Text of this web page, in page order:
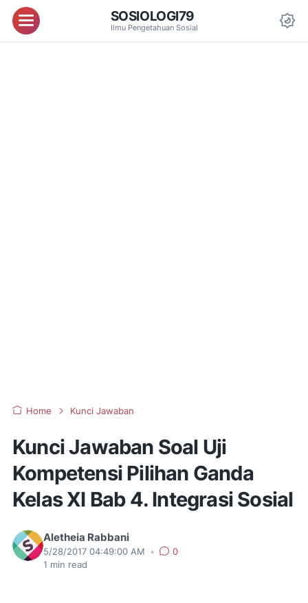
Menu SOSIOLOGI79
Ilmu Pengetahuan Sosial
Home Kunci Jawaban
Kunci Jawaban Soal Uji
Kompetensi Pilihan Ganda
Kelas XI Bab 4. Integrasi Sosial
Aletheia Rabbani
5/28/2017 04:49:00 AM •
0
1 min read